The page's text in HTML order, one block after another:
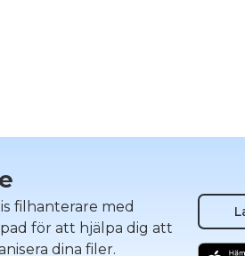
filhanterare med
för att hjälpa dig att
dina filer.